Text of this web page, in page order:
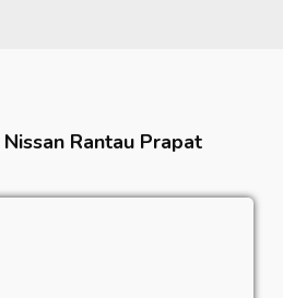
Nissan Rantau Prapat